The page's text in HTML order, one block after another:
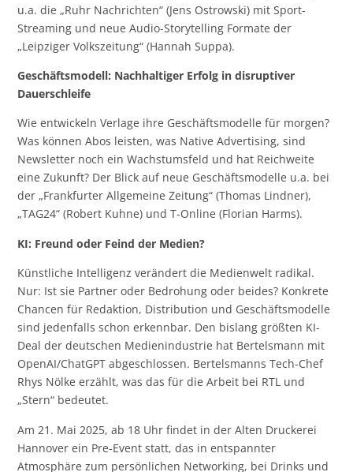
u.a. die „Ruhr Nachrichten“ (Jens Ostrowski) mit Sport-
Streaming und neue Audio-Storytelling Formate der
„Leipziger Volkszeitung“ (Hannah Suppa).
Geschäftsmodell: Nachhaltiger Erfolg in disruptiver
Dauerschleife
Wie entwickeln Verlage ihre Geschäftsmodelle für morgen?
Was können Abos leisten, was Native Advertising, sind
Newsletter noch ein Wachstumsfeld und hat Reichweite
eine Zukunft? Der Blick auf neue Geschäftsmodelle u.a. bei
der „Frankfurter Allgemeine Zeitung“ (Thomas Lindner),
„TAG24“ (Robert Kuhne) und T-Online (Florian Harms).
KI: Freund oder Feind der Medien?
Künstliche Intelligenz verändert die Medienwelt radikal.
Nur: Ist sie Partner oder Bedrohung oder beides? Konkrete
Chancen für Redaktion, Distribution und Geschäftsmodelle
sind jedenfalls schon erkennbar. Den bislang größten KI-
Deal der deutschen Medienindustrie hat Bertelsmann mit
OpenAI/ChatGPT abgeschlossen. Bertelsmanns Tech-Chef
Rhys Nölke erzählt, was das für die Arbeit bei RTL und
„Stern“ bedeutet.
Am 21. Mai 2025, ab 18 Uhr findet in der Alten Druckerei
Hannover ein Pre-Event statt, das in entspannter
Atmosphäre zum persönlichen Networking, bei Drinks und